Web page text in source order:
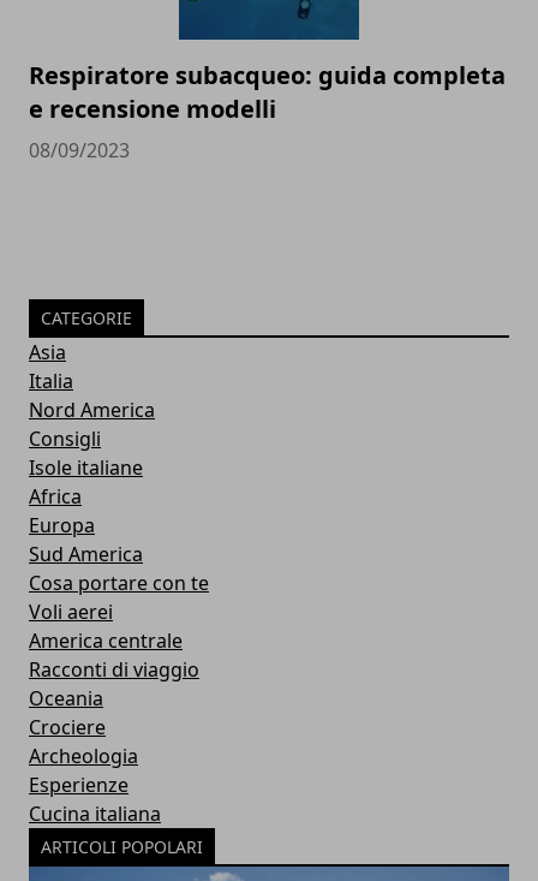
Respiratore subacqueo: guida completa
e recensione modelli
08/09/2023
CATEGORIE
Asia
Italia
Nord America
Consigli
Isole italiane
Africa
Europa
Sud America
Cosa portare con te
Voli aerei
America centrale
Racconti di viaggio
Oceania
Crociere
Archeologia
Esperienze
Cucina italiana
ARTICOLI POPOLARI